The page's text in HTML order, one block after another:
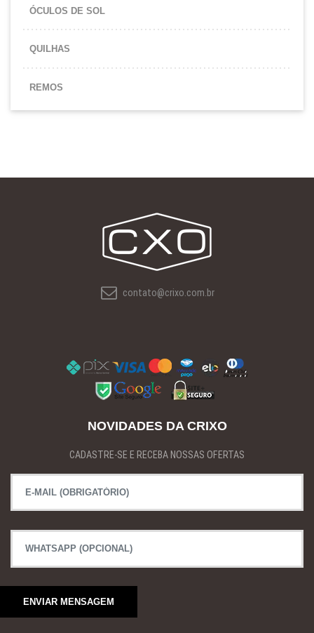
ÓCULOS DE SOL
QUILHAS
REMOS
contato@crixo.com.br
NOVIDADES DA CRIXO
CADASTRE-SE E RECEBA NOSSAS OFERTAS